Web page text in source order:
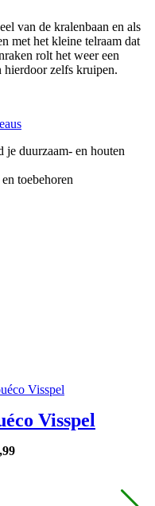
van de kralenbaan en als
met het kleine telraam dat
rolt het weer een
hierdoor zelfs kruipen.
duurzaam- en houten
toebehoren
Visspel
99